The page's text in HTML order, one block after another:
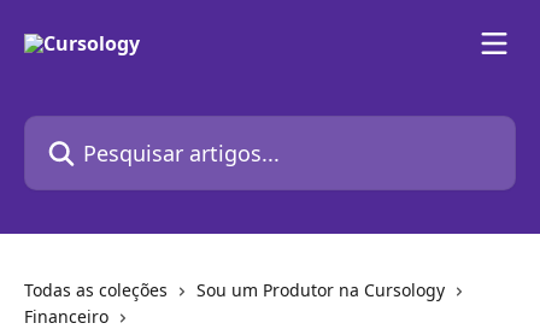
Pesquisar artigos...
Todas as coleções
Sou um Produtor na Cursology
Financeiro